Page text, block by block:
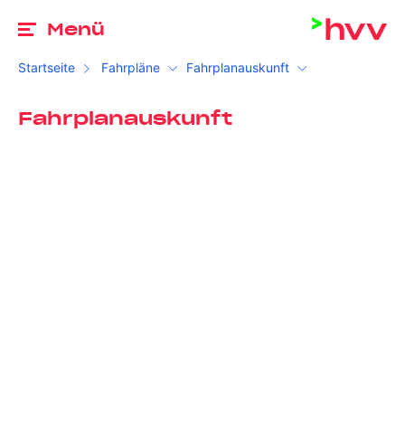
Menü
Startseite Fahrpläne Fahrplanauskunft
Fahrplanauskunft